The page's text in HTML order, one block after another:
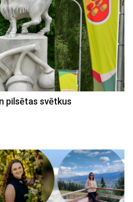
pilsētas svētkus